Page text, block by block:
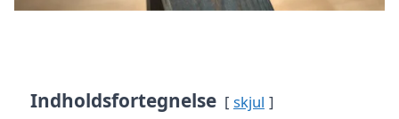
Indholdsfortegnelse skjul